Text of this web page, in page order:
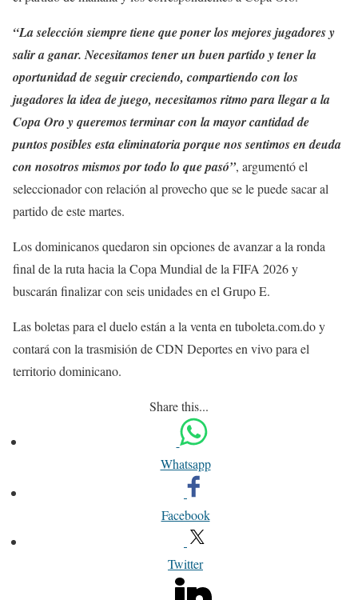
“La selección siempre tiene que poner los mejores jugadores y
salir a ganar. Necesitamos tener un buen partido y tener la
oportunidad de seguir creciendo, compartiendo con los
jugadores la idea de juego, necesitamos ritmo para llegar a la
Copa Oro y queremos terminar con la mayor cantidad de
puntos posibles esta eliminatoria porque nos sentimos en deuda
con nosotros mismos por todo lo que pasó”, argumentó el
seleccionador con relación al provecho que se le puede sacar al
partido de este martes.
Los dominicanos quedaron sin opciones de avanzar a la ronda
final de la ruta hacia la Copa Mundial de la FIFA 2026 y
buscarán finalizar con seis unidades en el Grupo E.
Las boletas para el duelo están a la venta en tuboleta.com.do y
contará con la trasmisión de CDN Deportes en vivo para el
territorio dominicano.
Share this...
Whatsapp
Facebook
Twitter